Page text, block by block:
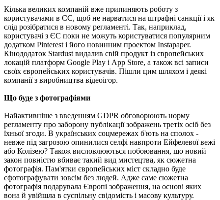
Кілька великих компаній вже припиняють роботу з
користувачами в ЄС, щоб не нарватися на штрафні санкції і як
слід розібратися в новому регламенті. Так, наприклад,
користувачі з ЄС поки не можуть користуватися популярним
додатком Pinterest і його новинним проектом Instapaper.
Кінододаток Stardust видалив свій продукт із європейських
локацій платформ Google Play і App Store, а також всі записи
своїх європейських користувачів. Пішли цим шляхом і деякі
компанії з виробництва відеоігор.
Що буде з фотографіями
Найактивніше з введенням GDPR обговорюють норму
регламенту про заборону публікації зображень третіх осіб без
їхньої згоди. В українських соцмережах б'ють на сполох -
невже під загрозою опинилися селфі навпроти Ейфелевої вежі
або Колізею? Також висловлюються побоювання, що новий
закон повністю вбиває такий вид мистецтва, як сюжетна
фотографія. Пам'ятки європейських міст складно буде
сфотографувати зовсім без людей. Адже саме сюжетна
фотографія подарувала Європі зображення, на основі яких
вона й увійшла в суспільну свідомість і масову культуру.